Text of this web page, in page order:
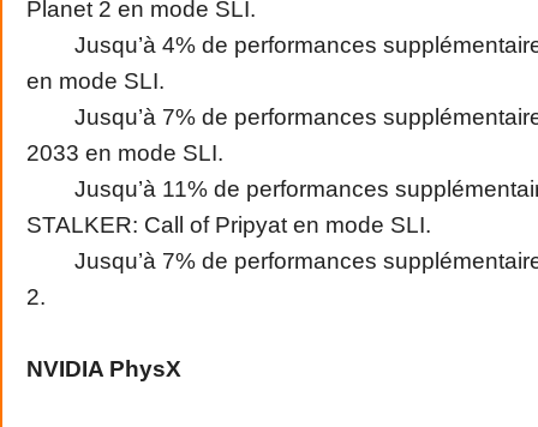
Planet 2 en mode SLI.
Jusqu’à 4% de performances
en mode SLI.
Jusqu’à 7% de performances
2033 en mode SLI.
Jusqu’à 11% de performances
STALKER: Call of Pripyat en mode SLI.
Jusqu’à 7% de performances
2.
NVIDIA PhysX